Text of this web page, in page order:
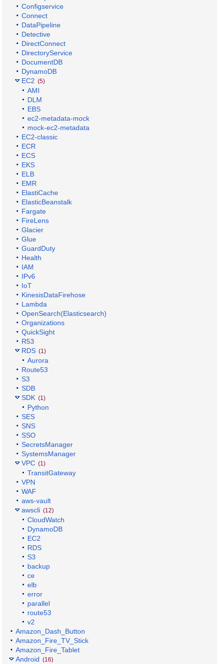
Configservice
Connect
DataPipeline
Detective
DirectConnect
DirectoryService
DocumentDB
DynamoDB
EC2 (5)
AMI
DLM
EBS
ec2-metadata-mock
mock-ec2-metadata
EC2-classic
ECR
ECS
EKS
ELB
EMR
ElastiCache
ElasticBeanstalk
Fargate
FireLens
Glacier
Glue
GuardDuty
Health
IAM
IPv6
IoT
KinesisDataFirehose
Lambda
OpenSearch(Elasticsearch)
Organizations
QuickSight
R53
RDS (1)
Aurora
Route53
S3
SDB
SDK (1)
Python
SES
SNS
SSO
SecretsManager
SystemsManager
VPC (1)
TransitGateway
VPN
WAF
aws-vault
awscli (12)
CloudWatch
DynamoDB
EC2
RDS
S3
backup
ce
elb
error
parallel
route53
v2
Amazon_Dash_Button
Amazon_Fire_TV_Stick
Amazon_Fire_Tablet
Android (16)